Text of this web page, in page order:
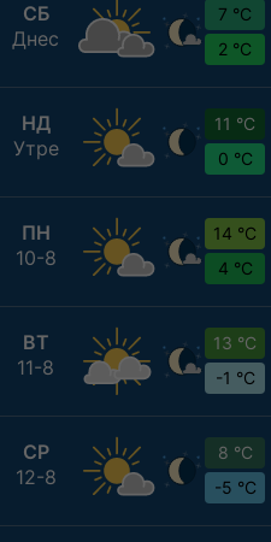
СБ
Днес
7 °C
2 °C
НД
Утре
11 °C
0 °C
ПН
10-8
14 °C
4 °C
ВТ
11-8
13 °C
-1 °C
СР
12-8
8 °C
-5 °C